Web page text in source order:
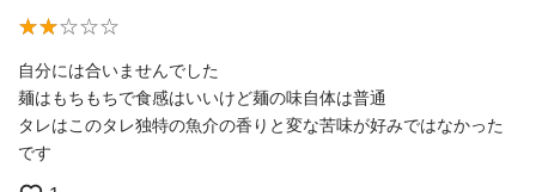
自分には合いませんでした
麺はもちもちで食感はいいけど麺の味自体は普通
タレはこのタレ独特の魚介の香りと変な苦味が好みではなかった
です